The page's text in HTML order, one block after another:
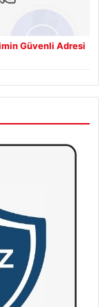
Güvenli Adresi